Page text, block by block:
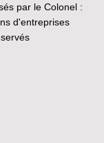
par le Colonel :
d'entreprises